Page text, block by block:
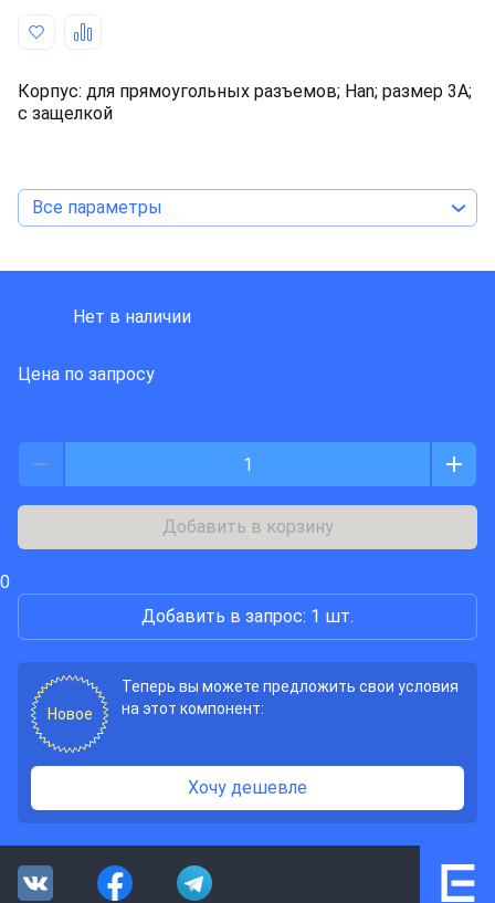
Корпус: для прямоугольных разъемов; Han; размер 3А;
с защелкой
Все параметры
Нет в наличии
Цена по запросу
Добавить в корзину
0
Добавить в запрос: 1 шт.
Новое
Теперь вы можете предложить свои условия
на этот компонент:
Хочу дешевле